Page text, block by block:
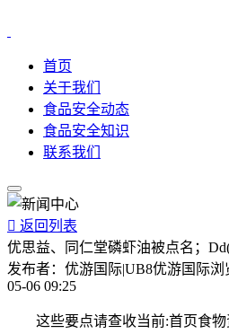
首页
关于我们
食品安全动态
食品安全知识
联系我们
 返回列表
优思益、同仁堂磷虾油被点名；
发布者： 优游国际|UB8优游国际浏
05-06 09:25
这些要点请查收当前:首页食物